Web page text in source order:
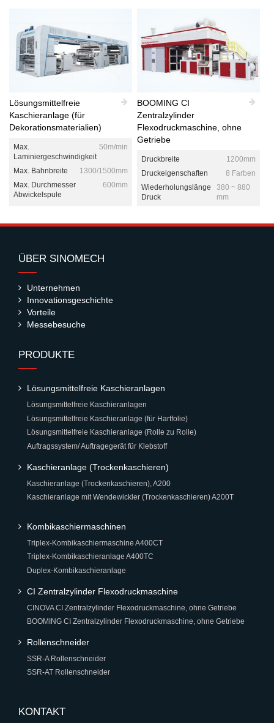
Lösungsmittelfreie
Kaschieranlage (für
Dekorationsmaterialien)
Max.
Laminiergeschwindigkeit
50m/min
Max. Bahnbreite
1300/1500mm
Max. Durchmesser
Abwickelspule
600mm
BOOMING CI
Zentralzylinder
Flexodruckmaschine, ohne
Getriebe
Druckbreite
1200mm
Druckeigenschaften
8 Farben
Wiederholungslänge
Druck
380 ~ 880
mm
ÜBER SINOMECH
Unternehmen
Innovationsgeschichte
Vorteile
Messebesuche
PRODUKTE
Lösungsmittelfreie Kaschieranlagen
Lösungsmittelfreie Kaschieranlagen
Lösungsmittelfreie Kaschieranlage (für Hartfolie)
Lösungsmittelfreie Kaschieranlage (Rolle zu Rolle)
Auftragssystem/ Auftragegerät für Klebstoff
Kaschieranlage (Trockenkaschieren)
Kaschieranlage (Trockenkaschieren), A200
Kaschieranlage mit Wendewickler (Trockenkaschieren) A200T
Kombikaschiermaschinen
Triplex-Kombikaschiermaschine A400CT
Triplex-Kombikaschieranlage A400TC
Duplex-Kombikaschieranlage
CI Zentralzylinder Flexodruckmaschine
CINOVA CI Zentralzylinder Flexodruckmaschine, ohne Getriebe
BOOMING CI Zentralzylinder Flexodruckmaschine, ohne Getriebe
Rollenschneider
SSR-A Rollenschneider
SSR-AT Rollenschneider
KONTAKT